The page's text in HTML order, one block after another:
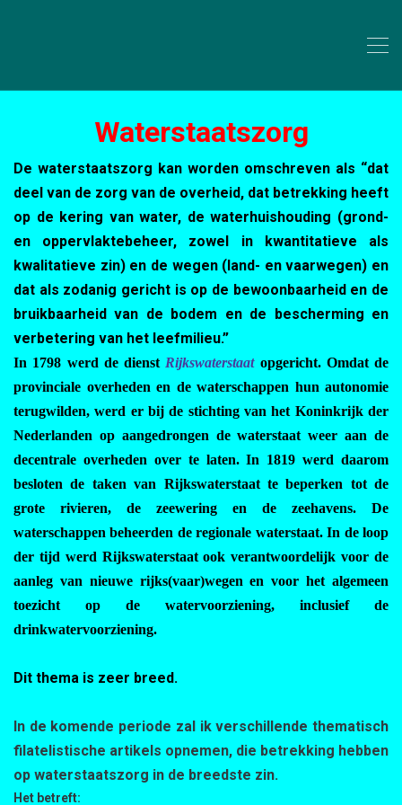
Waterstaatszorg
De waterstaatszorg kan worden omschreven als “dat
deel van de zorg van de overheid, dat betrekking heeft
op de kering van water, de waterhuishouding (grond-
en oppervlaktebeheer, zowel in kwantitatieve als
kwalitatieve zin) en de wegen (land- en vaarwegen) en
dat als zodanig gericht is op de bewoonbaarheid en de
bruikbaarheid van de bodem en de bescherming en
verbetering van het leefmilieu.”
In 1798 werd de dienst Rijkswaterstaat opgericht. Omdat de
provinciale overheden en de waterschappen hun autonomie
terugwilden, werd er bij de stichting van het Koninkrijk der
Nederlanden op aangedrongen de waterstaat weer aan de
decentrale overheden over te laten. In 1819 werd daarom
besloten de taken van Rijkswaterstaat te beperken tot de
grote rivieren, de zeewering en de zeehavens. De
waterschappen beheerden de regionale waterstaat. In de loop
der tijd werd Rijkswaterstaat ook verantwoordelijk voor de
aanleg van nieuwe rijks(vaar)wegen en voor het algemeen
toezicht op de watervoorziening, inclusief de
drinkwatervoorziening.
Dit thema is zeer breed.
In de komende periode zal ik verschillende thematisch
filatelistische artikels opnemen, die betrekking hebben
op waterstaatszorg in de breedste zin.
Het betreft: